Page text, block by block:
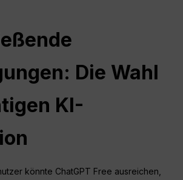
Die Wahl
KI-
könnte ChatGPT Free ausreichen,